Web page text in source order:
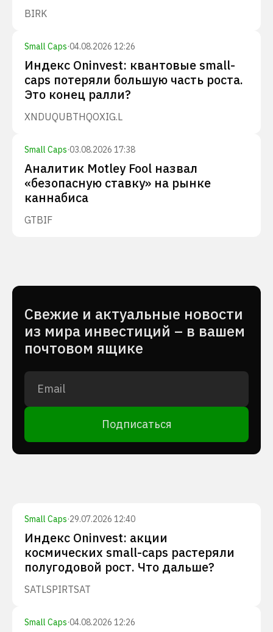
BIRK
Small Caps·04.08.2026 12:26
Индекс Oninvest: квантовые small-
caps потеряли большую часть роста.
Это конец ралли?
XNDUQUBTHQOXIG.L
Small Caps·03.08.2026 17:38
Аналитик Motley Fool назвал
«безопасную ставку» на рынке
каннабиса
GTBIF
Cвежие и актуальные новости
из мира инвестиций – в вашем
почтовом ящике
Подписаться
Small Caps·29.07.2026 12:40
Индекс Oninvest: акции
космических small-caps растеряли
полугодовой рост. Что дальше?
SATLSPIRTSAT
Small Caps·04.08.2026 12:26